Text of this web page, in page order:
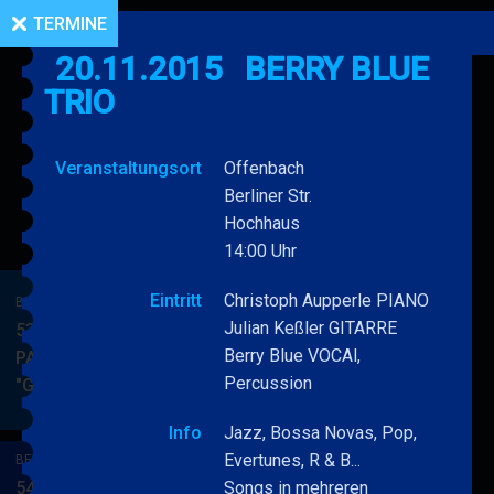
BERRY BLUE & BAND
53. JAZZ Matinee in den
PARKSIDE STUDIOS
"Gypsy Jazz"
&
BERRY BLUE & BAND
54. JAZZ Matinee in den
TERMINE
20.11.2015
BERRY BLUE
TRIO
Veranstaltungsort
Offenbach
Berliner Str.
Hochhaus
14:00 Uhr
Eintritt
Christoph Aupperle PIANO
Julian Keßler GITARRE
Berry Blue VOCAl,
Percussion
Info
Jazz, Bossa Novas, Pop,
Evertunes, R & B...
Songs in mehreren